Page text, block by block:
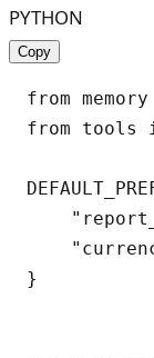
PYTHON
Copy
from
from tools
}